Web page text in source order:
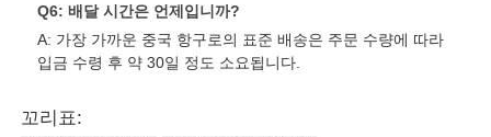
Q6: 배달 시간은 언제입니까?
A: 가장 가까운 중국 항구로의 표준 배송은 주문 수량에 따라
입금 수령 후 약 30일 정도 소요됩니다.
꼬리표: